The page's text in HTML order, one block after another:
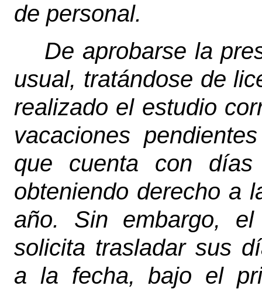
de personal.
De aprobarse la
usual, tratándose de
realizado el estudio
vacaciones
que cuenta con
obteniendo derecho a
año. Sin embargo, el
solicita trasladar sus
a la fecha, bajo el